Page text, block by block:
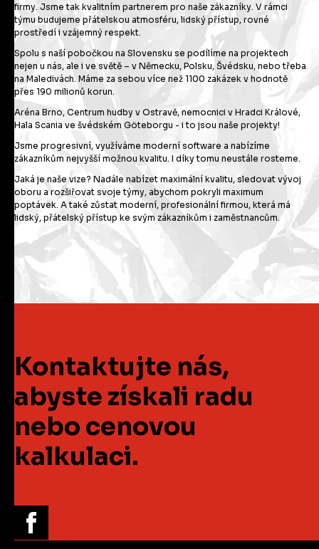
firmy. Jsme tak kvalitním partnerem pro naše zákazníky. V rámci
týmu budujeme přátelskou atmosféru, lidský přístup, rovné
prostředí i vzájemný respekt.
Spolu s naší pobočkou na Slovensku se podílíme na projektech
nejen u nás, ale i ve světě – v Německu, Polsku, Švédsku, nebo třeba
na Maledivách. Máme za sebou více než 1100 zakázek v hodnotě
přes 190 milionů korun.
Aréna Brno, Centrum hudby v Ostravě, nemocnici v Hradci Králové,
Hala Scania ve švédském Göteborgu - i to jsou naše projekty!
Jsme progresivní, využíváme moderní software a nabízíme
zákazníkům nejvyšší možnou kvalitu. I díky tomu neustále rosteme.
Jaká je naše vize? Nadále nabízet maximální kvalitu, sledovat vývoj
oboru a rozšiřovat svoje týmy, abychom pokryli maximum
poptávek. A také zůstat moderní, profesionální firmou, která má
lidský, přátelský přístup ke svým zákazníkům i zaměstnancům.
Kontaktujte nás,
abyste získali radu
nebo cenovou
kalkulaci.